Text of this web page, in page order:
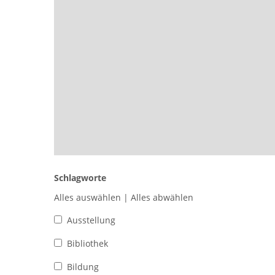
Schlagworte
Alles auswählen | Alles abwählen
Ausstellung
Bibliothek
Bildung